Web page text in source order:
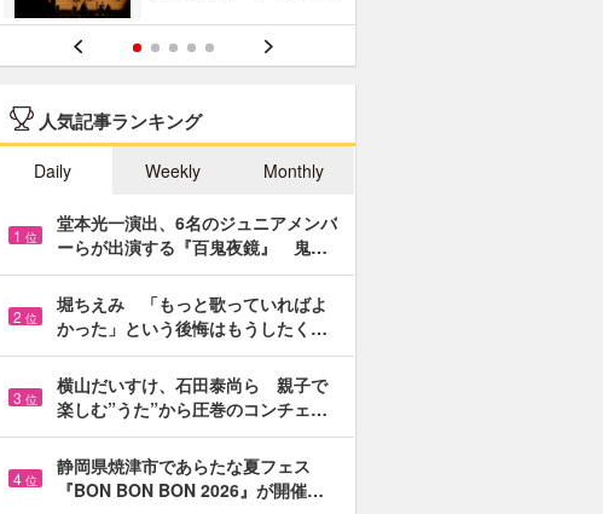
人気記事ランキング
Daily Weekly Monthly
1 位
堂本光一演出、6名のジュニアメンバ
ーらが出演する『百鬼夜鏡』 鬼…
2 位
堀ちえみ 「もっと歌っていればよ
かった」という後悔はもうしたく…
3 位
横山だいすけ、石田泰尚ら 親子で
楽しむ”うた”から圧巻のコンチェ…
4 位
静岡県焼津市であらたな夏フェス
『BON BON BON 2026』が開催…